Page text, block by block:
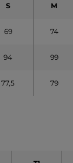
S M
69 74
94 99
77,5 79